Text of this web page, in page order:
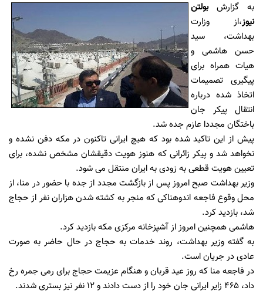
به گزارشبولتن
نیوز،از وزارت
بهداشت، سید
حسن هاشمی و
هیات همراه برای
پیگیری تصمیمات
اتخاذ شده درباره
انتقال پیکر جان
باختگان مجددا عازم جده شد.
پیش از این تاکید شده بود که هیچ ایرانی تاکنون در مکه دفن نشده و
نخواهد شد و پیکر زائرانی که هنوز هویت دقیقشان مشخص نشده، برای
تعیین هویت قطعی به زودی به ایران منتقل می شود.
وزیر بهداشت صبح امروز پس از بازگشت مجدد از جده با حضور در منا، از
محل وقوع فاجعه اندوهناکی که منجر به کشته شدن هزاران نفر از حجاج
شد، بازدید کرد.
هاشمی همچنین امروز از آشپزخانه مرکزی مکه بازدید کرد.
به گفته وزیر بهداشت، روند خدمات به حجاج در حال حاضر به صورت
عادی در جریان است.
در فاجعه منا که روز عید قربان و هنگام عزیمت حجاج برای رمی جمره رخ
داد، 465 زایر ایرانی جان خود را از دست دادند و 12 نفر نیز بستری شدند.